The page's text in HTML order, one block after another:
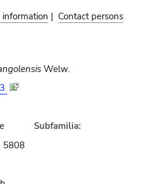
information | Contact persons
Welw.
Subfamilia:
5808